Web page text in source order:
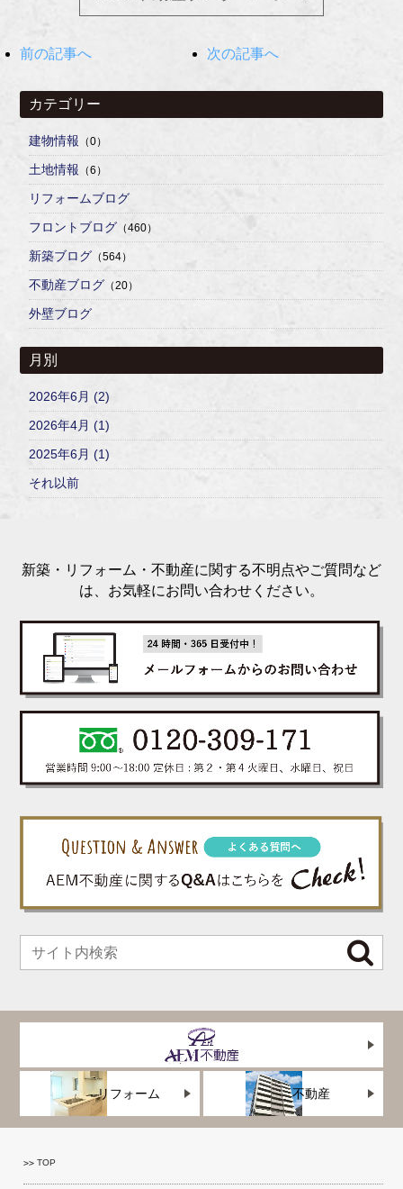
前の記事へ 次の記事へ
カテゴリー
建物情報 （0）
土地情報 （6）
リフォームブログ
フロントブログ （460）
新築ブログ （564）
不動産ブログ （20）
外壁ブログ
月別
2026年6月 (2)
2026年4月 (1)
2025年6月 (1)
それ以前
新築・リフォーム・不動産に関する不明点やご質問など
は、お気軽にお問い合わせください。
リフォーム 不動産
TOP